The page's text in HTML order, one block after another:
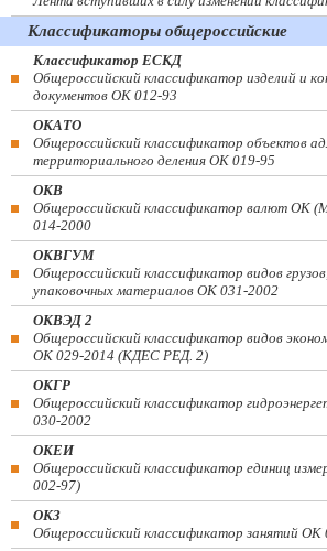
Классификаторы общероссийские
Классификатор ЕСКД
Общероссийский классификатор изделий и
документов ОК 012-93
ОКАТО
Общероссийский классификатор объектов
территориального деления ОК 019-95
ОКВ
Общероссийский классификатор валют ОК
014-2000
ОКВГУМ
Общероссийский классификатор видов
упаковочных материалов ОК 031-2002
ОКВЭД 2
Общероссийский классификатор видов
ОК 029-2014 (КДЕС РЕД. 2)
ОКГР
Общероссийский классификатор
030-2002
ОКЕИ
Общероссийский классификатор единиц
002-97)
ОКЗ
Общероссийский классификатор занятий